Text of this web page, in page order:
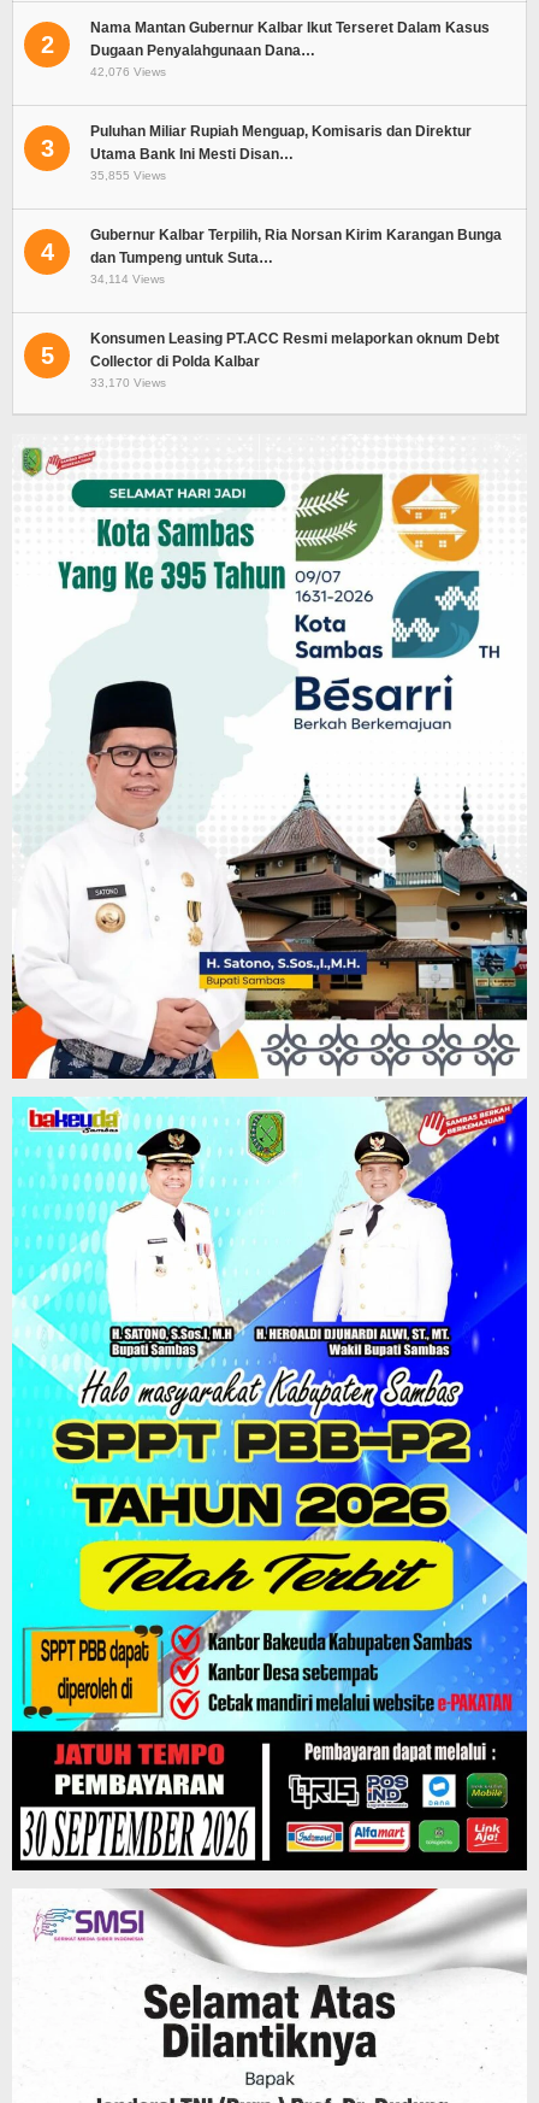
2
Nama Mantan Gubernur Kalbar Ikut Terseret Dalam Kasus
Dugaan Penyalahgunaan Dana…
42,076 Views
3
Puluhan Miliar Rupiah Menguap, Komisaris dan Direktur
Utama Bank Ini Mesti Disan…
35,855 Views
4
Gubernur Kalbar Terpilih, Ria Norsan Kirim Karangan Bunga
dan Tumpeng untuk Suta…
34,114 Views
5
Konsumen Leasing PT.ACC Resmi melaporkan oknum Debt
Collector di Polda Kalbar
33,170 Views